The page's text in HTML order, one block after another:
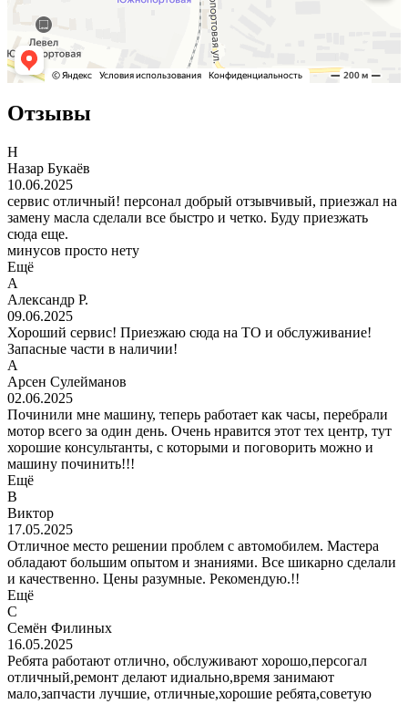
Отзывы
Н
Назар Букаёв
10.06.2025
сервис отличный! персонал добрый отзывчивый, приезжал на
замену масла сделали все быстро и четко. Буду приезжать
сюда еще.
минусов просто нету
Ещё
А
Александр Р.
09.06.2025
Хороший сервис! Приезжаю сюда на ТО и обслуживание!
Запасные части в наличии!
А
Арсен Сулейманов
02.06.2025
Починили мне машину, теперь работает как часы, перебрали
мотор всего за один день. Очень нравится этот тех центр, тут
хорошие консультанты, с которыми и поговорить можно и
машину починить!!!
Ещё
В
Виктор
17.05.2025
Отличное место решении проблем с автомобилем. Мастера
обладают большим опытом и знаниями. Все шикарно сделали
и качественно. Цены разумные. Рекомендую.!!
Ещё
С
Семён Филиных
16.05.2025
Ребята работают отлично, обслуживают хорошо,персогал
отличный,ремонт делают идиально,время занимают
мало,запчасти лучшие, отличные,хорошие ребята,советую